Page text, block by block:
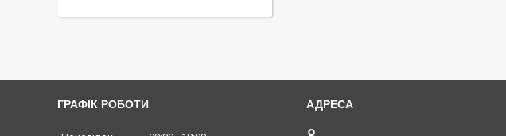
ГРАФІК РОБОТИ